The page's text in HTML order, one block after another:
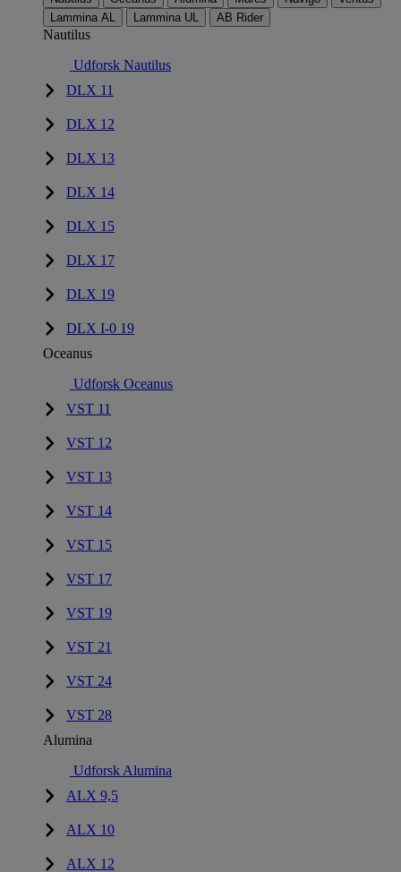
Lammina AL
Lammina UL AB Rider
Nautilus
Udforsk Nautilus
DLX 11
DLX 12
DLX 13
DLX 14
DLX 15
DLX 17
DLX 19
DLX I-0 19
Oceanus
Udforsk Oceanus
VST 11
VST 12
VST 13
VST 14
VST 15
VST 17
VST 19
VST 21
VST 24
VST 28
Alumina
Udforsk Alumina
ALX 9,5
ALX 10
ALX 12